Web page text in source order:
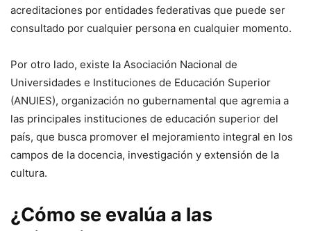
acreditaciones por entidades federativas que puede ser
consultado por cualquier persona en cualquier momento.
Por otro lado, existe la Asociación Nacional de
Universidades e Instituciones de Educación Superior
(ANUIES), organización no gubernamental que agremia a
las principales instituciones de educación superior del
país, que busca promover el mejoramiento integral en los
campos de la docencia, investigación y extensión de la
cultura.
¿Cómo se evalúa a las